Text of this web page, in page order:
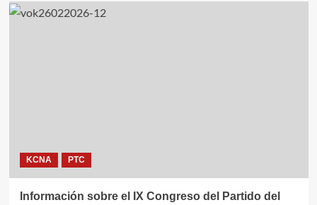
KCNA PTC
Información sobre el IX Congreso del Partido del